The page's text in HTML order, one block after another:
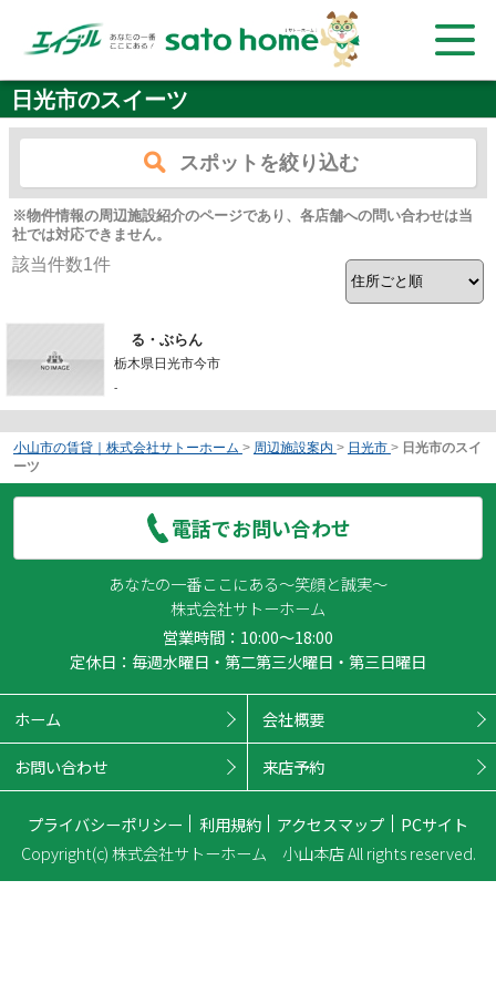
日光市のスイーツ
スポットを絞り込む
※物件情報の周辺施設紹介のページであり、各店舗への問い合わせは当
社では対応できません。
該当件数1件
る・ぶらん
栃木県日光市今市
-
小山市の賃貸｜株式会社サトーホーム > 周辺施設案内 > 日光市 > 日光市のスイ
ーツ
電話でお問い合わせ
あなたの一番ここにある～笑顔と誠実～
株式会社サトーホーム
営業時間：10:00～18:00
定休日：毎週水曜日・第二第三火曜日・第三日曜日
ホーム 会社概要
お問い合わせ 来店予約
プライバシーポリシー 利用規約 アクセスマップ
PCサイト
Copyright(c) 株式会社サトーホーム 小山本店 All rights reserved.